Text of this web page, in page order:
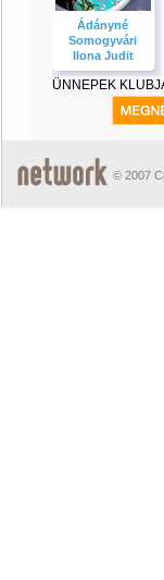
Ádányné
Somogyvári
Ilona Judit
ÜNNEPEK
© 2007